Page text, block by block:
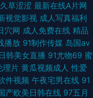
频在线观看免费 国产一卡三
拍熟 久草视频首页福利 中文
综合在线 欧美人人操 九九影
资源在线观看 在线天堂a8 午
久草涩涩 最新在线A片网
视觉影视 成人写真福利
穴网 成人免费在线 精品
播放 91制作传媒 岛国av
韩美女直播 91尤物69 蜜
理片 黄瓜视频成人 性爱
件视频 午夜宅男在线 91
产欧美日韩在线 97五月